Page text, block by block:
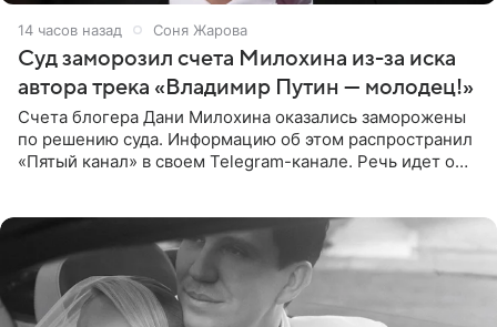
14 часов назад Соня Жарова
Суд заморозил счета Милохина из-за иска
автора трека «Владимир Путин — молодец!»
Счета блогера Дани Милохина оказались заморожены
по решению суда. Информацию об этом распространил
«Пятый канал» в своем Telegram-канале. Речь идет о